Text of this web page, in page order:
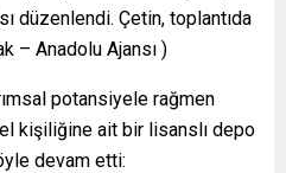
düzenlendi. Çetin, toplantıda
– Anadolu Ajansı )
potansiyele rağmen
kişiliğine ait bir lisanslı depo
devam etti: